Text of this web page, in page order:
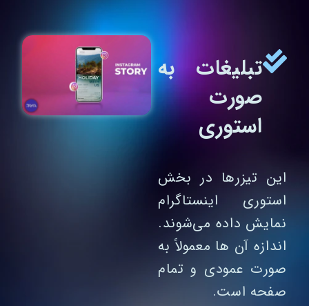
تبلیغات به
صورت
استوری
این تیزرها در بخش
استوری اینستاگرام
نمایش داده می‌شوند.
اندازه آن ها معمولاً به‌
صورت عمودی و تمام‌
صفحه است.